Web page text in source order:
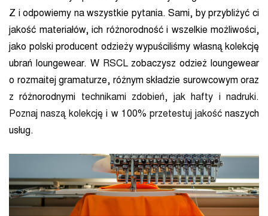
Z i odpowiemy na wszystkie pytania. Sami, by przybliżyć ci
jakość materiałów, ich różnorodność i wszelkie możliwości,
jako polski producent odzieży wypuściliśmy własną kolekcję
ubrań loungewear. W RSCLzobaczysz odzież loungewear
o rozmaitej gramaturze, różnym składzie surowcowym oraz
z różnorodnymi technikami zdobień, jak hafty i nadruki.
Poznaj naszą kolekcję i w 100% przetestuj jakośćnaszych
usług.